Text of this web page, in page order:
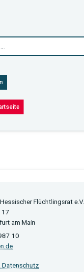
Flüchtlingsrat e.V.
17
am Main
10
Datenschutz